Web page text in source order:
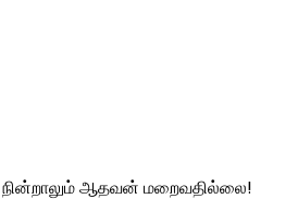
ஆதவன் மறைவதில்லை!